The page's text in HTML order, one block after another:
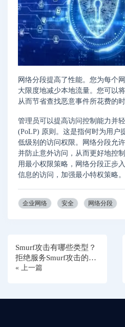
网络分段提高了性能。您为每个
大限度地减少本地流量。您可以
从而节省查找恶意事件所花费的时
管理员可以提高访问控制能力并
(PoLP) 原则。这是指何时为用户
低级别的访问权限。网络分段允
并防止意外访问，从而更好地控
用最小权限策略，网络分段正步
信息的访问，加强最小特权策略。
企业网络 安全 网络分段
Smurf攻击有哪些类型？
拒绝服务Smurf攻击的工
作原理
« 上一篇